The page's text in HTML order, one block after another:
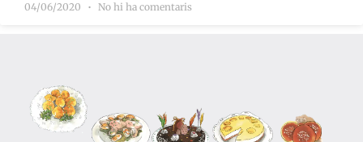
04/06/2020 No hi ha comentaris